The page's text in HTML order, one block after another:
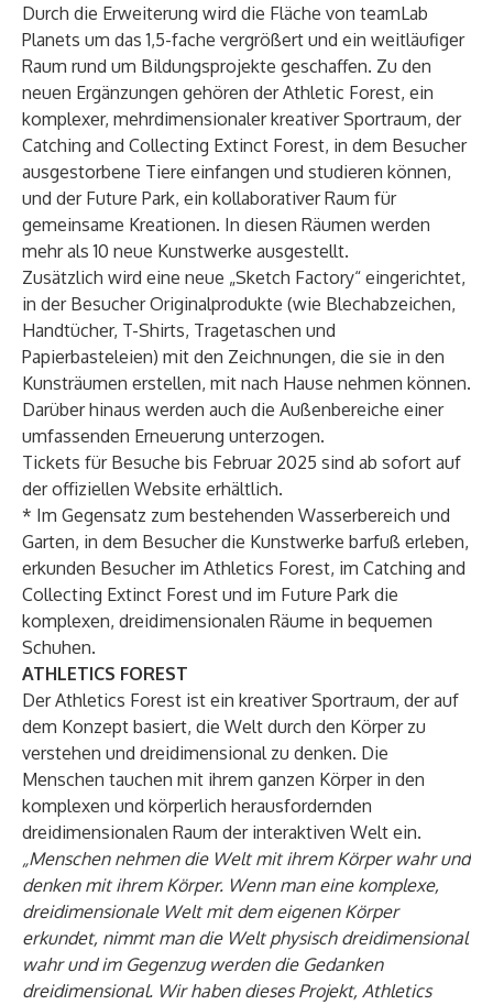
Durch die Erweiterung wird die Fläche von teamLab
Planets um das 1,5-fache vergrößert und ein weitläufiger
Raum rund um Bildungsprojekte geschaffen. Zu den
neuen Ergänzungen gehören der Athletic Forest, ein
komplexer, mehrdimensionaler kreativer Sportraum, der
Catching and Collecting Extinct Forest, in dem Besucher
ausgestorbene Tiere einfangen und studieren können,
und der Future Park, ein kollaborativer Raum für
gemeinsame Kreationen. In diesen Räumen werden
mehr als 10 neue Kunstwerke ausgestellt.
Zusätzlich wird eine neue „Sketch Factory“ eingerichtet,
in der Besucher Originalprodukte (wie Blechabzeichen,
Handtücher, T-Shirts, Tragetaschen und
Papierbasteleien) mit den Zeichnungen, die sie in den
Kunsträumen erstellen, mit nach Hause nehmen können.
Darüber hinaus werden auch die Außenbereiche einer
umfassenden Erneuerung unterzogen.
Tickets für Besuche bis Februar 2025 sind ab sofort auf
der offiziellen Website erhältlich.
* Im Gegensatz zum bestehenden Wasserbereich und
Garten, in dem Besucher die Kunstwerke barfuß erleben,
erkunden Besucher im Athletics Forest, im Catching and
Collecting Extinct Forest und im Future Park die
komplexen, dreidimensionalen Räume in bequemen
Schuhen.
ATHLETICS FOREST
Der Athletics Forest ist ein kreativer Sportraum, der auf
dem Konzept basiert, die Welt durch den Körper zu
verstehen und dreidimensional zu denken. Die
Menschen tauchen mit ihrem ganzen Körper in den
komplexen und körperlich herausfordernden
dreidimensionalen Raum der interaktiven Welt ein.
„Menschen nehmen die Welt mit ihrem Körper wahr und
denken mit ihrem Körper. Wenn man eine komplexe,
dreidimensionale Welt mit dem eigenen Körper
erkundet, nimmt man die Welt physisch dreidimensional
wahr und im Gegenzug werden die Gedanken
dreidimensional. Wir haben dieses Projekt, Athletics